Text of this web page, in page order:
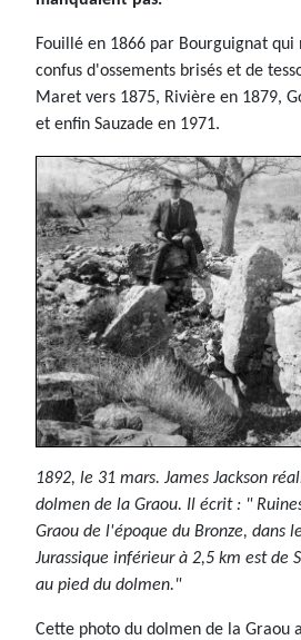
Fouillé en 1866 par Bourguignat
confus d'ossements brisés et de
Maret vers 1875, Rivière en 1879,
et enfin Sauzade en 1971.
1892, le 31 mars. James Jackson
dolmen de la Graou. Il écrit : "
Graou de l'époque du Bronze, dans
Jurassique inférieur à 2,5 km est de
au pied du dolmen."
Cette photo du dolmen de la Graou